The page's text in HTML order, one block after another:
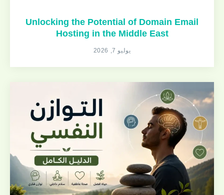
Unlocking the Potential of Domain Email
Hosting in the Middle East
يوليو 7, 2026